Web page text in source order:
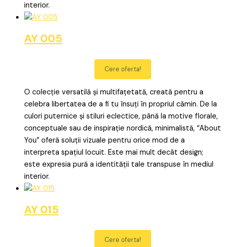
interior.
AY 005
Cere oferta!
O colecție versatilă și multifațetată, creată pentru a
celebra libertatea de a fi tu însuți în propriul cămin. De la
culori puternice și stiluri eclectice, până la motive florale,
conceptuale sau de inspirație nordică, minimalistă, “About
You” oferă soluții vizuale pentru orice mod de a
interpreta spațiul locuit. Este mai mult decât design;
este expresia pură a identității tale transpuse în mediul
interior.
AY 015
Cere oferta!